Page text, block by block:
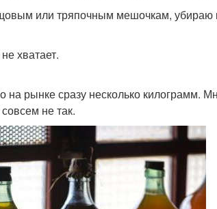
или тряпочным мешочкам, убираю
хватает.
рынке сразу несколько килограмм.
не так.